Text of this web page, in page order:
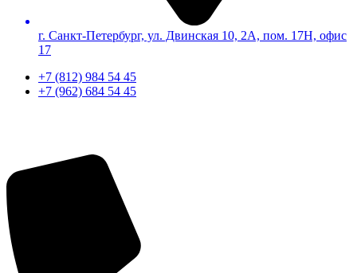
г. Санкт-Петербург, ул. Двинская 10, 2А, пом. 17Н, офис
17
+7 (812) 984 54 45
+7 (962) 684 54 45